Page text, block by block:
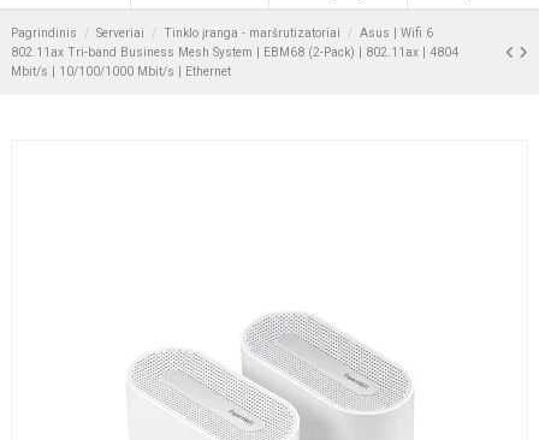
Pagrindinis Serveriai Tinklo įranga - maršrutizatoriai
Asus | Wifi 6
802.11ax Tri-band Business Mesh System | EBM68 (2-Pack) | 802.11ax | 4804
Mbit/s | 10/100/1000 Mbit/s | Ethernet